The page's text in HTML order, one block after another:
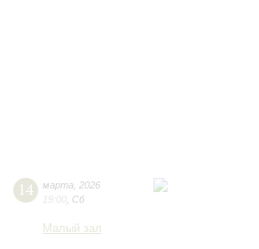
14 марта
2026
19:00 Сб
Малый зал